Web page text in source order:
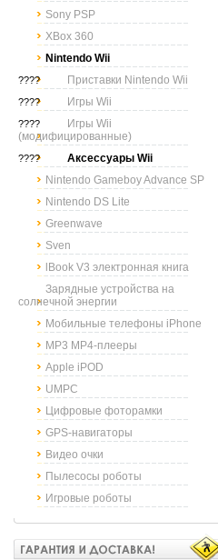
Sony PSP
XBox 360
Nintendo Wii
???? Приставки Nintendo Wii
???? Игры Wii
????
Игры Wii
(модифицированные)
????
Аксессуары Wii
Nintendo Gameboy Advance SP
Nintendo DS Lite
Greenwave
Sven
lBook V3 электронная книга
Зарядные устройства на
солнечной энергии
Мобильные телефоны iPhone
MP3 MP4-плееры
Apple iPOD
UMPC
Цифровые фоторамки
GPS-навигаторы
Видео очки
Пылесосы роботы
Игровые роботы